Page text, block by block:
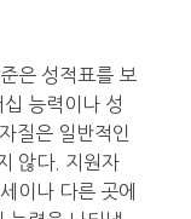
은 성적표를 보
능력이나 성
질은 일반적인
않다. 지원자
이나 다른 곳에